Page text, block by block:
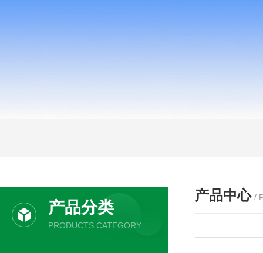
产品中心 /
产品分类
PRODUCTS CATEGORY